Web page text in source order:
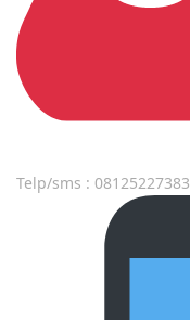
Telp/sms : 08125227383